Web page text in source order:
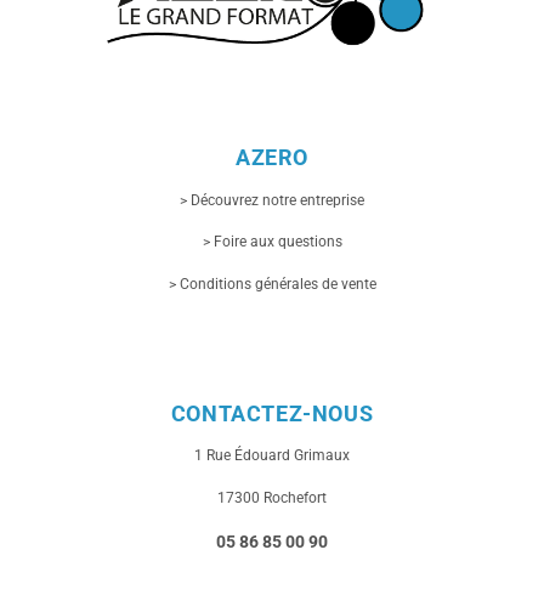
AZERO
> Découvrez notre entreprise
> Foire aux questions
> Conditions générales de vente
CONTACTEZ-NOUS
1 Rue Édouard Grimaux
17300 Rochefort
05 86 85 00 90